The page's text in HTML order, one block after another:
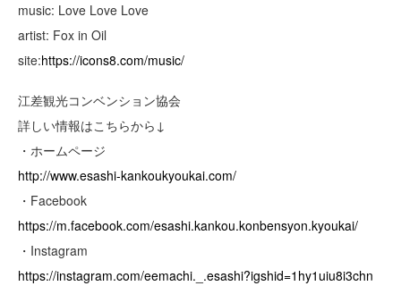
music: Love Love Love
artist: Fox in Oil
site:https://icons8.com/music/
江差観光コンベンション協会
詳しい情報はこちらから↓
・ホームページ
http://www.esashi-kankoukyoukai.com/
・Facebook
https://m.facebook.com/esashi.kankou.konbensyon.kyoukai/
・Instagram
https://instagram.com/eemachi._.esashi?igshid=1hy1uiu8i3chn